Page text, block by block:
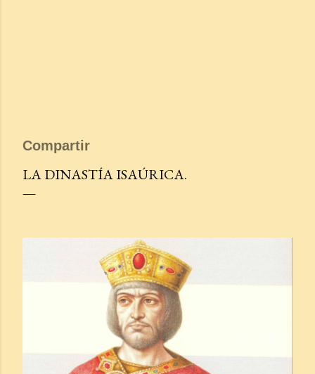
Compartir
LA DINASTÍA ISAÚRICA.